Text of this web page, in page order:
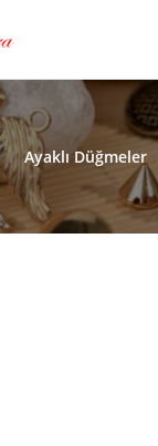
/ Ayaklı Düğmeler